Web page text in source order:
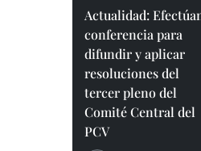
Actualidad:
conferencia para
difundir y aplicar
resoluciones del
tercer pleno del
Comité Central del
PCV